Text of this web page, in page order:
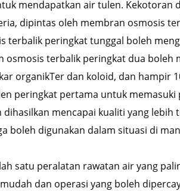
mendapatkan air tulen. Kekotoran
dipintas oleh membran osmosis
terbalik peringkat tunggal boleh
terbalik peringkat dua boleh
organikTer dan koloid, dan hampir
peringkat pertama untuk memasuki
mencapai kualiti yang lebih
boleh digunakan dalam situasi di
satu peralatan rawatan air yang
dan operasi yang boleh